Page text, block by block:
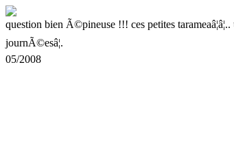
question bien Ã©pineuse !!! ces petites
journÃ©esâ¦.
05/2008